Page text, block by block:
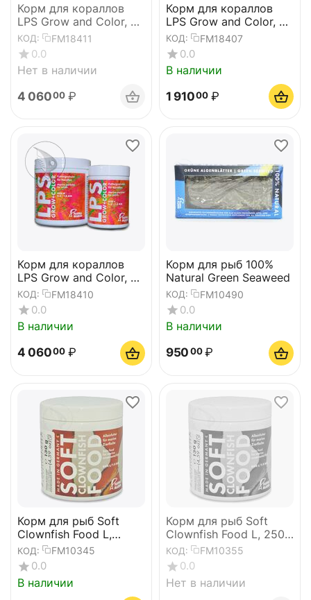
Корм для кораллов
LPS Grow and Color, р-
р L, 250 мл
КОД: FM18411
0.0
Нет в наличии
4 06000 ₽
Корм для кораллов
LPS Grow and Color, р-
р M, 100 мл
КОД: FM18407
0.0
В наличии
1 91000 ₽
Корм для кораллов
LPS Grow and Color, р-
р M, 250 мл
КОД: FM18410
0.0
В наличии
4 06000 ₽
Корм для рыб 100%
Natural Green Seaweed
КОД: FM10490
0.0
В наличии
950 00 ₽
Корм для рыб Soft
Clownfish Food L,
100ml
КОД: FM10345
0.0
В наличии
Корм для рыб Soft
Clownfish Food L, 250
ml
КОД: FM10355
0.0
Нет в наличии